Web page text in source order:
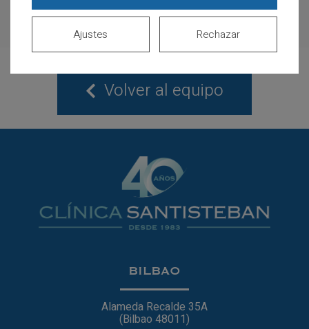
Ortodoncia invisible
Volver al equipo
BILBAO
Alameda Recalde 35A
(Bilbao 48011)
Rechazar
Ajustes